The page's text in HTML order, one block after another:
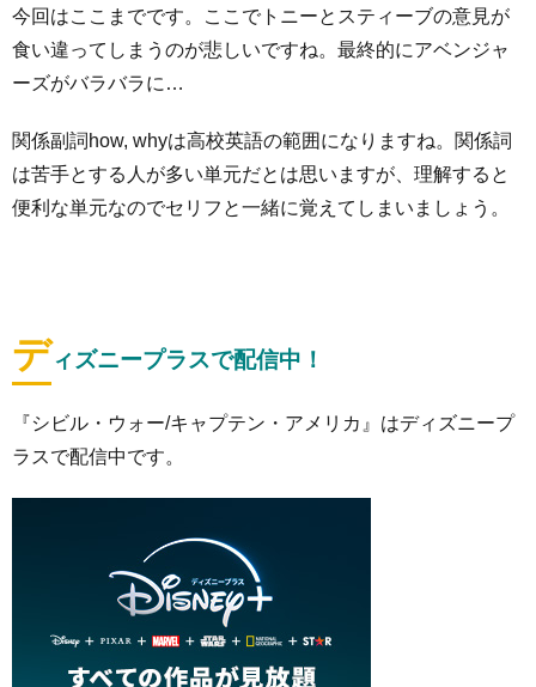
今回はここまでです。ここでトニーとスティーブの意見が
食い違ってしまうのが悲しいですね。最終的にアベンジャ
ーズがバラバラに…
関係副詞how, whyは高校英語の範囲になりますね。関係詞
は苦手とする人が多い単元だとは思いますが、理解すると
便利な単元なのでセリフと一緒に覚えてしまいましょう。
ディズニープラスで配信中！
『シビル・ウォー/キャプテン・アメリカ』はディズニープ
ラスで配信中です。